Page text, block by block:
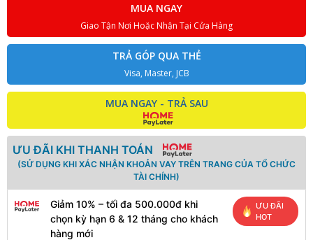
MUA NGAY
Giao Tận Nơi Hoặc Nhận Tại Cửa Hàng
TRẢ GÓP QUA THẺ
Visa, Master, JCB
MUA NGAY - TRẢ SAU
ƯU ĐÃI KHI THANH TOÁN
(SỬ DỤNG KHI XÁC NHẬN KHOẢN VAY TRÊN TRANG CỦA TỔ CHỨC
TÀI CHÍNH)
Giảm 10% – tối đa 500.000đ khi
chọn kỳ hạn 6 & 12 tháng cho khách
hàng mới
ƯU ĐÃI
HOT